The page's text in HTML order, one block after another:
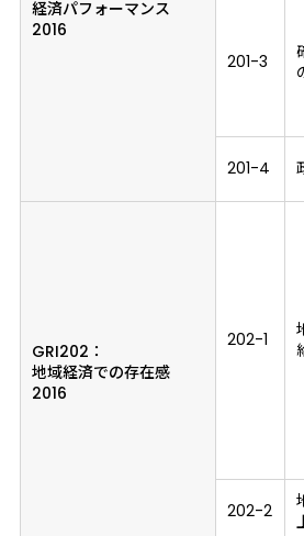
経済パフォーマンス
2016
201-3
201-4
GRI202：
地域経済での存在感
2016
202-1
202-2